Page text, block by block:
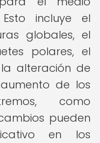
incluye el
globales, el
polares, el
alteración de
de los
como
pueden
en los